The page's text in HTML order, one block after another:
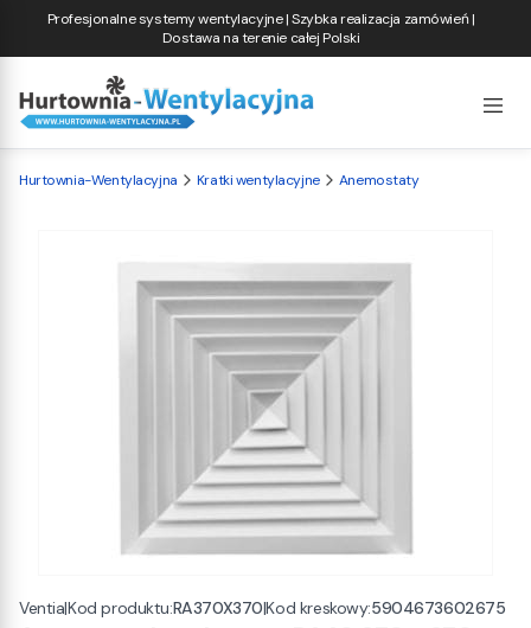
Profesjonalne systemy wentylacyjne | Szybka realizacja zamówień |
Dostawa na terenie całej Polski
Hurtownia-Wentylacyjna Kratki wentylacyjne Anemostaty
Ventia|Kod produktu:RA370X370|Kod kreskowy:5904673602675